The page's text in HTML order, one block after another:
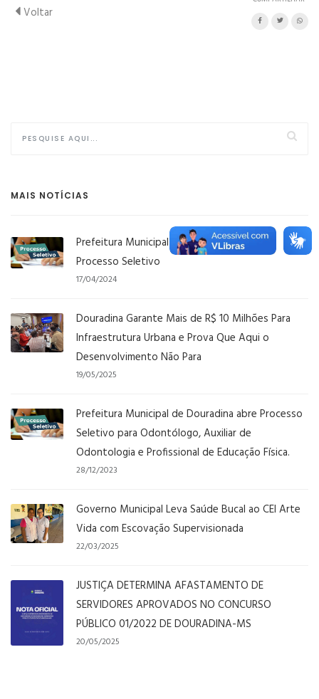
Voltar
MAIS NOTÍCIAS
Prefeitura Municipal de Douradina publica
Processo Seletivo
17/04/2024
Douradina Garante Mais de R$ 10 Milhões Para
Infraestrutura Urbana e Prova Que Aqui o
Desenvolvimento Não Para
19/05/2025
Prefeitura Municipal de Douradina abre Processo
Seletivo para Odontólogo, Auxiliar de
Odontologia e Profissional de Educação Física.
28/12/2023
Governo Municipal Leva Saúde Bucal ao CEI Arte
Vida com Escovação Supervisionada
22/03/2025
JUSTIÇA DETERMINA AFASTAMENTO DE
SERVIDORES APROVADOS NO CONCURSO
PÚBLICO 01/2022 DE DOURADINA-MS
20/05/2025